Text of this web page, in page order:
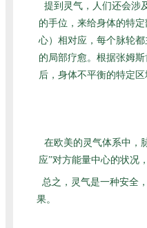
提到灵气，人们还会涉
的手位，来给身体的特
心）相对应，每个脉轮
的局部疗愈。根据张姆
后，身体不平衡的特定区
在欧美的灵气体系中，
应”对方能量中心的状况
总之，灵气是一种安全
果。